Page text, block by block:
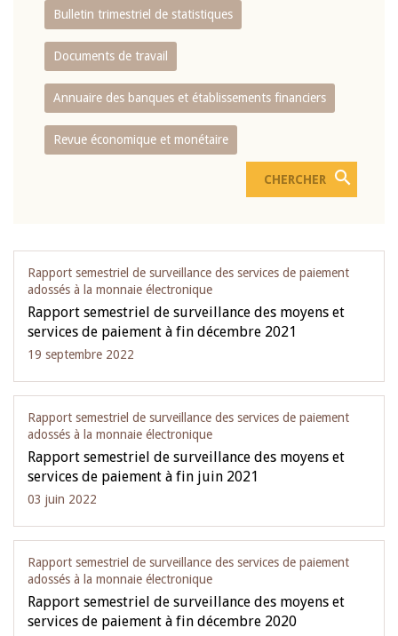
Bulletin trimestriel de statistiques
Documents de travail
Annuaire des banques et établissements financiers
Revue économique et monétaire
Rapport semestriel de surveillance des services de paiement
adossés à la monnaie électronique
Rapport semestriel de surveillance des moyens et
services de paiement à fin décembre 2021
19 septembre 2022
Rapport semestriel de surveillance des services de paiement
adossés à la monnaie électronique
Rapport semestriel de surveillance des moyens et
services de paiement à fin juin 2021
03 juin 2022
Rapport semestriel de surveillance des services de paiement
adossés à la monnaie électronique
Rapport semestriel de surveillance des moyens et
services de paiement à fin décembre 2020